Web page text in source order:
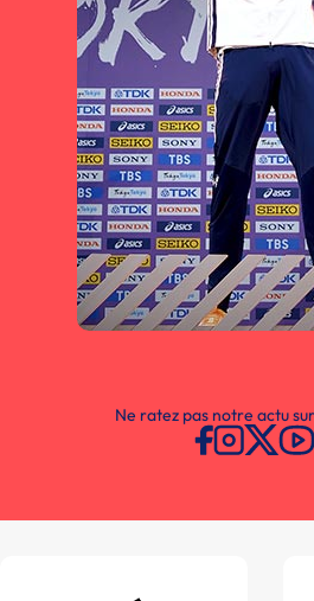
Ne ratez pas notre actu